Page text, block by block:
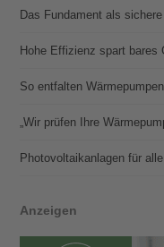
Das Fundament als
Hohe Effizienz spart bares
So entfalten
„Wir prüfen Ihre
Photovoltaik­­anlagen für alle
Anzeigen